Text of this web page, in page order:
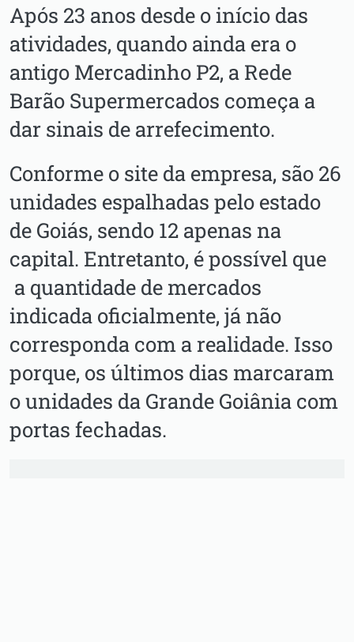
Após 23 anos desde o início das
atividades, quando ainda era o
antigo Mercadinho P2, a Rede
Barão Supermercados começa a
dar sinais de arrefecimento.
Conforme o site da empresa, são 26
unidades espalhadas pelo estado
de Goiás, sendo 12 apenas na
capital. Entretanto, é possível que
a quantidade de mercados
indicada oficialmente, já não
corresponda com a realidade. Isso
porque, os últimos dias marcaram
o unidades da Grande Goiânia com
portas fechadas.